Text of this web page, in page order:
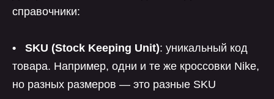
справочники:
• SKU (Stock Keeping Unit): уникальный код
товара. Например, одни и те же кроссовки Nike,
но разных размеров — это разные SKU